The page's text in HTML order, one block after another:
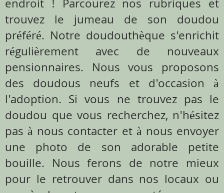
endroit ! Parcourez nos rubriques et
trouvez le jumeau de son doudou
préféré. Notre doudouthèque s'enrichit
régulièrement avec de nouveaux
pensionnaires. Nous vous proposons
des doudous neufs et d'occasion à
l'adoption. Si vous ne trouvez pas le
doudou que vous recherchez, n'hésitez
pas à nous contacter et à nous envoyer
une photo de son adorable petite
bouille. Nous ferons de notre mieux
pour le retrouver dans nos locaux ou